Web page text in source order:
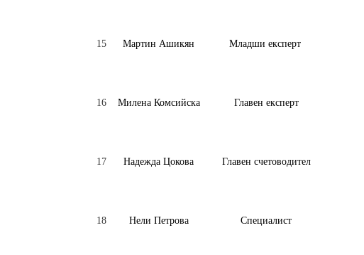
15 Мартин Ашикян Младши експерт
16 Милена Комсийска Главен експерт
17 Надежда Цокова Главен счетоводител
18 Нели Петрова Специалист